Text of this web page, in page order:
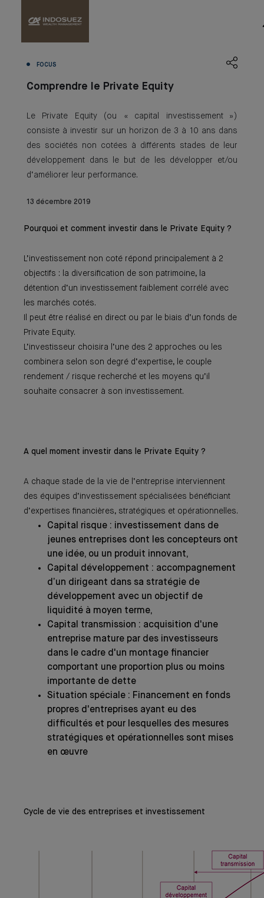
FOCUS
Comprendre le Private Equity
Le Private Equity (ou « capital investissement »)
consiste à investir sur un horizon de 3 à 10 ans dans
des sociétés non cotées à différents stades de leur
développement dans le but de les développer et/ou
d’améliorer leur performance.
13 décembre 2019
Pourquoi et comment investir dans le Private Equity ?
L’investissement non coté répond principalement à 2
objectifs : la diversification de son patrimoine, la
détention d’un investissement faiblement corrélé avec
les marchés cotés.
Il peut être réalisé en direct ou par le biais d’un fonds de
Private Equity.
L’investisseur choisira l’une des 2 approches ou les
combinera selon son degré d’expertise, le couple
rendement / risque recherché et les moyens qu’il
souhaite consacrer à son investissement.
A quel moment investir dans le Private Equity ?
A chaque stade de la vie de l’entreprise interviennent
des équipes d’investissement spécialisées bénéficiant
d’expertises financières, stratégiques et opérationnelles.
Capital risque : investissement dans de
jeunes entreprises dont les concepteurs ont
une idée, ou un produit innovant,
Capital développement : accompagnement
d’un dirigeant dans sa stratégie de
développement avec un objectif de
liquidité à moyen terme,
Capital transmission : acquisition d'une
entreprise mature par des investisseurs
dans le cadre d'un montage financier
comportant une proportion plus ou moins
importante de dette
Situation spéciale : Financement en fonds
propres d'entreprises ayant eu des
difficultés et pour lesquelles des mesures
stratégiques et opérationnelles sont mises
en œuvre
Cycle de vie des entreprises et investissement